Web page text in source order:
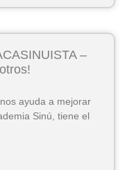
–
ayuda a mejorar
Sinú, tiene el